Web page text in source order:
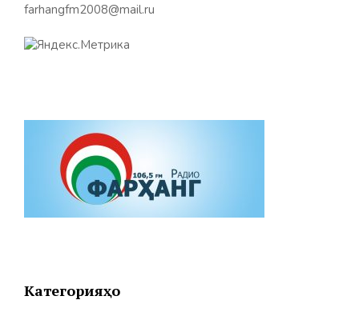
farhangfm2008@mail.ru
Категорияҳо